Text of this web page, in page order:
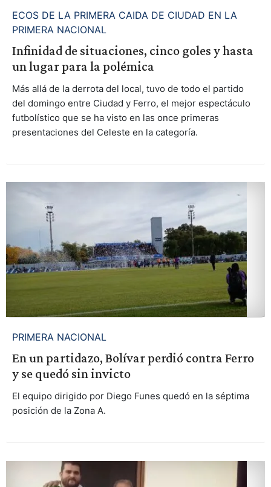
ECOS DE LA PRIMERA CAIDA DE CIUDAD EN LA
PRIMERA NACIONAL
Infinidad de situaciones, cinco goles y hasta
un lugar para la polémica
Más allá de la derrota del local, tuvo de todo el partido
del domingo entre Ciudad y Ferro, el mejor espectáculo
futbolístico que se ha visto en las once primeras
presentaciones del Celeste en la categoría.
PRIMERA NACIONAL
En un partidazo, Bolívar perdió contra Ferro
y se quedó sin invicto
El equipo dirigido por Diego Funes quedó en la séptima
posición de la Zona A.